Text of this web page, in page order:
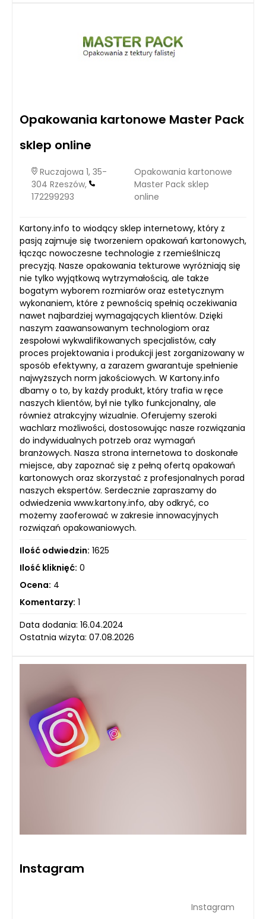
Opakowania kartonowe Master Pack
sklep online
Ruczajowa 1, 35-
304 Rzeszów,
172299293
Opakowania kartonowe
Master Pack sklep
online
Kartony.info to wiodący sklep internetowy, który z
pasją zajmuje się tworzeniem opakowań kartonowych,
łącząc nowoczesne technologie z rzemieślniczą
precyzją. Nasze opakowania tekturowe wyróżniają się
nie tylko wyjątkową wytrzymałością, ale także
bogatym wyborem rozmiarów oraz estetycznym
wykonaniem, które z pewnością spełnią oczekiwania
nawet najbardziej wymagających klientów. Dzięki
naszym zaawansowanym technologiom oraz
zespołowi wykwalifikowanych specjalistów, cały
proces projektowania i produkcji jest zorganizowany w
sposób efektywny, a zarazem gwarantuje spełnienie
najwyższych norm jakościowych. W Kartony.info
dbamy o to, by każdy produkt, który trafia w ręce
naszych klientów, był nie tylko funkcjonalny, ale
również atrakcyjny wizualnie. Oferujemy szeroki
wachlarz możliwości, dostosowując nasze rozwiązania
do indywidualnych potrzeb oraz wymagań
branżowych. Nasza strona internetowa to doskonałe
miejsce, aby zapoznać się z pełną ofertą opakowań
kartonowych oraz skorzystać z profesjonalnych porad
naszych ekspertów. Serdecznie zapraszamy do
odwiedzenia www.kartony.info, aby odkryć, co
możemy zaoferować w zakresie innowacyjnych
rozwiązań opakowaniowych.
Ilość odwiedzin: 1625
Ilość kliknięć: 0
Ocena: 4
Komentarzy: 1
Data dodania: 16.04.2024
Ostatnia wizyta: 07.08.2026
Instagram
Instagram